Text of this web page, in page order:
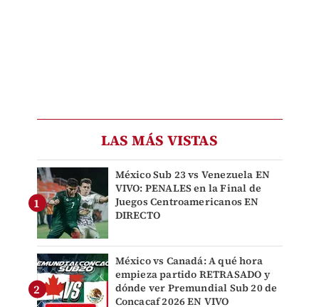
LAS MÁS VISTAS
México Sub 23 vs Venezuela EN
VIVO: PENALES en la Final de
Juegos Centroamericanos EN
DIRECTO
México vs Canadá: A qué hora
empieza partido RETRASADO y
dónde ver Premundial Sub 20 de
Concacaf 2026 EN VIVO